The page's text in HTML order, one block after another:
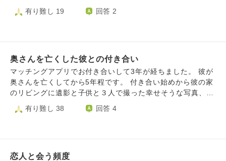
では食事がとなりなのでできれば離れたいです。どうしたら
それだけだはなく、指導員の安藤さんが僕をいじめてきたと
思ってるそれを自分の母親に話したそれに対して彼の母親は
怒ってました残念ながら、指導員の安藤さんはもう彼（浅井
さん）とはもう最低限の挨拶しかしない、関わらないと言っ
んでました。私もそれを承諾した上で付き合ってます。それ
を知り合いのとしさんにも話し、その後から彼とLINE電話
り、5年間引きこもりの状態だったことを聞きました。それ
は初めて聞いてビックリです。彼のためにと思って本気で向
き合い頑張りました。それでも良くなってほしくてキツい言
葉も言ったけど、彼にとっては心の問題は触れてほしくない
てます。胃腸風邪で休んだだけなのに、今のサービス管理責
任者にはあまり話さない方が良さそうです。彼が悪く言われ
有り難し 19 回答 2
奥さんを亡くした彼との付き合い
マッチングアプリでお付き合いして3年が経ちました。 彼が
奥さんを亡くしてから5年程です。 付き合い始めから彼の家
のリビングに遺影と子供と３人で撮った幸せそうな写真、お
骨がドンッと置いてあり、我慢はしてたのですがその事で嫌
な気持ちがする事は伝え 最近は気を遣ってくれ、私が居る
もあります。 付き合って4年目ですが心に余裕も安心感も全
有り難し 38 回答 4
恋人と会う頻度